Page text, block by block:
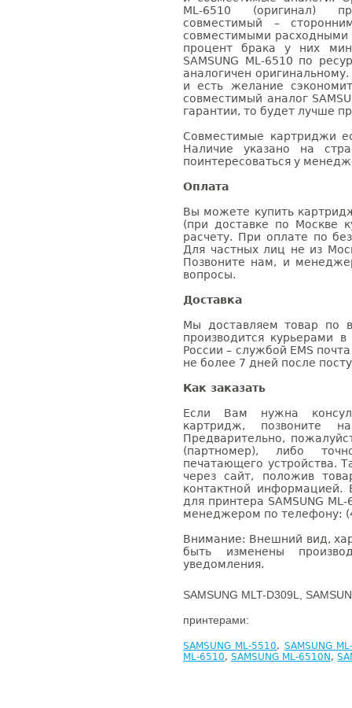
ML-6510 (оригинал)
совместимый –
совместимыми расходными
процент брака у них
SAMSUNG ML-6510 по
аналогичен
и есть желание
совместимый аналог
гарантии, то будет лучше
Совместимые картриджи
Наличие указано на
поинтересоваться у
Оплата
Вы можете купить
(при доставке по Москве
расчету. При оплате по
Для частных лиц не из
Позвоните нам, и
вопросы.
Доставка
Мы доставляем товар по
производится курьерами
России – службой EMS
не более 7 дней после
Как заказать
Если Вам нужна
картридж, позвоните
Предварительно,
(партномер), либо
печатающего устройства.
через сайт, положив
контактной информацией.
для принтера SAMSUNG
менеджером по телефону:
Внимание: Внешний вид,
быть изменены
уведомления.
SAMSUNG MLT-D309L,
принтерами:
SAMSUNG ML-5510, SAMSUNG
ML-6510, SAMSUNG ML-6510N ,